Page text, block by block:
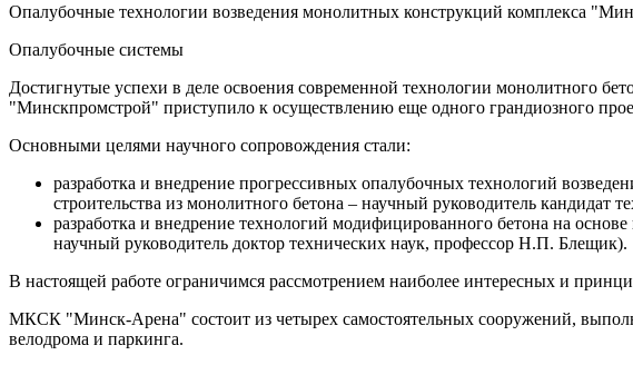
Опалубочные технологии возведения монолитных конструкций комплекса
Опалубочные системы
Достигнутые успехи в деле освоения современной технологии монолитного
"Минскпромстрой" приступило к осуществлению еще одного грандиозного
Основными целями научного сопровождения стали:
разработка и внедрение прогрессивных опалубочных технологий
строительства из монолитного бетона – научный руководитель кандидат
разработка и внедрение технологий модифицированного бетона на
научный руководитель доктор технических наук, профессор Н.П. Блещик).
В настоящей работе ограничимся рассмотрением наиболее интересных и
МКСК "Минск-Арена" состоит из четырех самостоятельных сооружений,
велодрома и паркинга.